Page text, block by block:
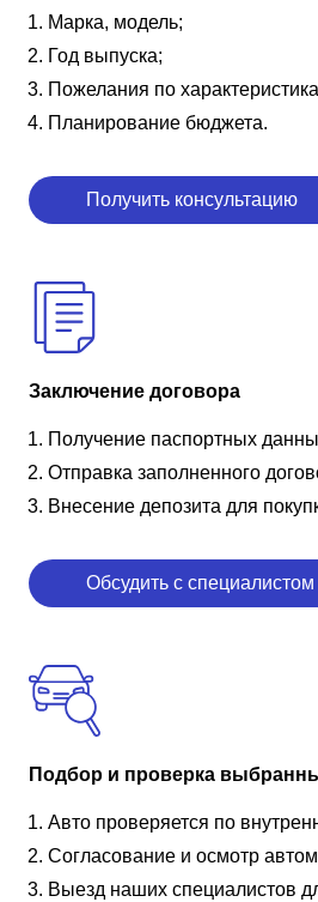
Марка, модель;
Год выпуска;
Пожелания по
Планирование бюджета.
Получить консультацию
Заключение договора
Получение паспортных
Отправка заполненного
Внесение депозита для
Обсудить с специалистом
Подбор и проверка
Авто проверяется по
Согласование и осмотр
Выезд наших специалистов